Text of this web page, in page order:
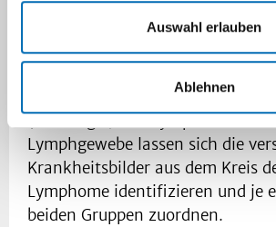
Auswahl erlauben
Ablehnen
Hodgkin-Lymphome = HL (auch
Hodgkin oder
Durch feingewebliche
(Histologie) von Lymphknoten
Lymphgewebe lassen sich die
Krankheitsbilder aus dem Kreis
Lymphome identifizieren und je
beiden Gruppen zuordnen.